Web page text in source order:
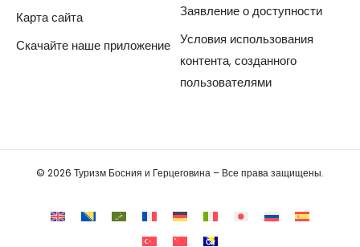
Карта сайта
Скачайте наше приложение
Заявление о доступности
Условия использования
контента, созданного
пользователями
© 2026 Туризм Босния и Герцеговина – Все права защищены.